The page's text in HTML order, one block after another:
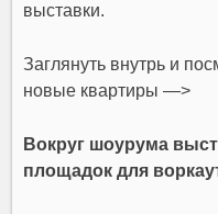
выставки.
Заглянуть внутрь и
новые квартиры —>
Вокруг шоурума
площадок для